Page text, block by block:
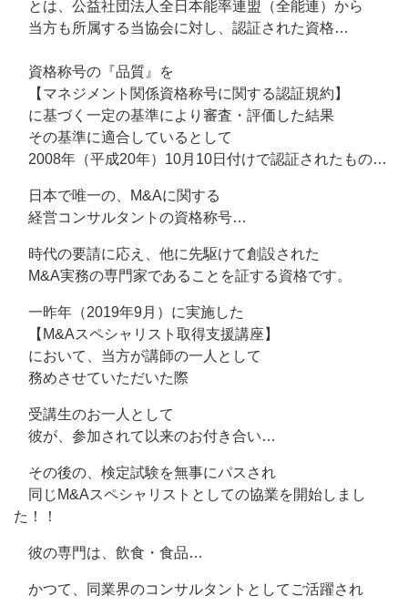
とは、公益社団法人全日本能率連盟（全能連）から
当方も所属する当協会に対し、認証された資格…
資格称号の『品質』を
【マネジメント関係資格称号に関する認証規約】
に基づく一定の基準により審査・評価した結果
その基準に適合しているとして
2008年（平成20年）10月10日付けで認証されたもの…
日本で唯一の、M&Aに関する
経営コンサルタントの資格称号…
時代の要請に応え、他に先駆けて創設された
M&A実務の専門家であることを証する資格です。
一昨年（2019年9月）に実施した
【M&Aスペシャリスト取得支援講座】
において、当方が講師の一人として
務めさせていただいた際
受講生のお一人として
彼が、参加されて以来のお付き合い…
その後の、検定試験を無事にパスされ
同じM&Aスペシャリストとしての協業を開始しまし
た！！
彼の専門は、飲食・食品…
かつて、同業界のコンサルタントとしてご活躍され